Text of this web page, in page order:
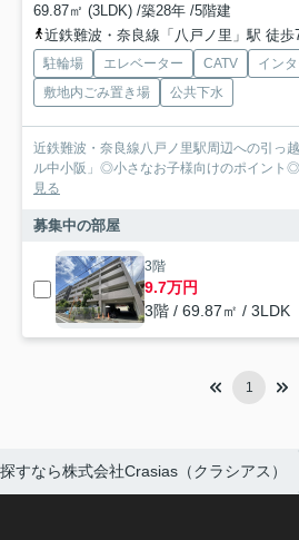
69.87㎡ (3LDK) /築28年 /5階建
近鉄難波・奈良線「八戸ノ里」駅 徒歩
駐輪場 エレベーター CATV
イン
敷地内ごみ置き場
公共下水
近鉄難波・奈良線八戸ノ里駅周辺への引っ
ル中小阪」◎小さなお子様向けのポイント
見る
募集中の部屋
3階
9.7万円
3階 / 69.87㎡ / 3LDK
1
すなら株式会社Crasias（クラシアス）